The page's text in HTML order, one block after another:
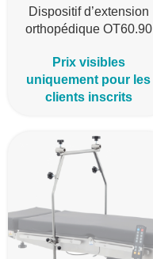
Dispositif d’extension
orthopédique OT60.90
Prix visibles
uniquement pour les
clients inscrits